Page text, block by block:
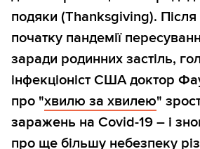
подяки (Thanksgiving).
початку пандемії
заради родинних застіль,
інфекціоніст США доктор
про "хвилю за хвилею"
заражень на Covid-19 – і
про ще більшу небезпеку